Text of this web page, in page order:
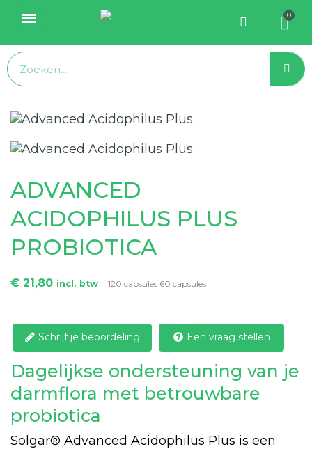
ADVANCED
ACIDOPHILUS PLUS
PROBIOTICA
€ 21,80 incl. btw 120 capsules 60 capsules
Schrijf je beoordeling Een vraag stellen
Dagelijkse ondersteuning van je
darmflora met betrouwbare
probiotica
Solgar® Advanced Acidophilus Plus is een